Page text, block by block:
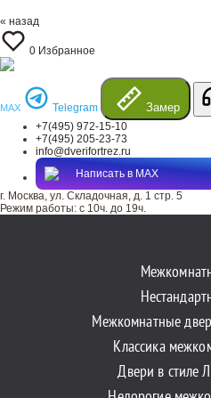
« назад
0 Избранное
MAX Telegram Замер
+7(495) 972-15-10
+7(495) 205-23-73
info@dverifortrez.ru
Написать в MAX
г. Москва, ул. Складочная, д. 1 стр. 5
Режим работы: с 10ч. до 19ч.
Межкомнатные
Классика
Двери в стиле